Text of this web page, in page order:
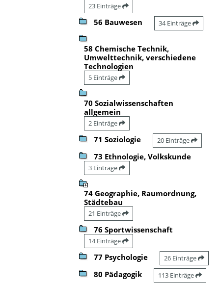
23 Einträge
56 Bauwesen 34 Einträge
58 Chemische Technik,
Umwelttechnik, verschiedene
Technologien
5 Einträge
70 Sozialwissenschaften
allgemein
2 Einträge
71 Soziologie 20 Einträge
73 Ethnologie, Volkskunde
3 Einträge
74 Geographie, Raumordnung,
Städtebau
21 Einträge
76 Sportwissenschaft
14 Einträge
77 Psychologie 26 Einträge
80 Pädagogik 113 Einträge